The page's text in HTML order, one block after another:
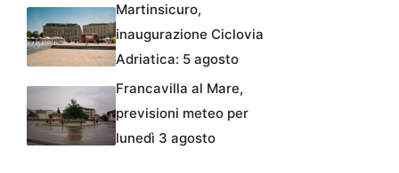
Martinsicuro,
inaugurazione Ciclovia
Adriatica: 5 agosto
Francavilla al Mare,
previsioni meteo per
lunedì 3 agosto